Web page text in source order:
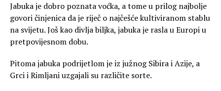
Jabuka je dobro poznata voćka, a tome u prilog najbolje
govori činjenica da je riječ o najčešće kultiviranom stablu
na svijetu. Još kao divlja biljka, jabuka je rasla u Europi u
pretpovijesnom dobu.
Pitoma jabuka podrijetlom je iz južnog Sibira i Azije, a
Grci i Rimljani uzgajali su različite sorte.